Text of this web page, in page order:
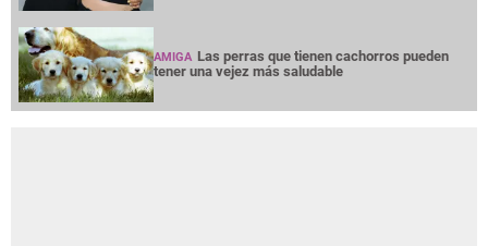
AMIGA Las perras que tienen cachorros pueden
tener una vejez más saludable